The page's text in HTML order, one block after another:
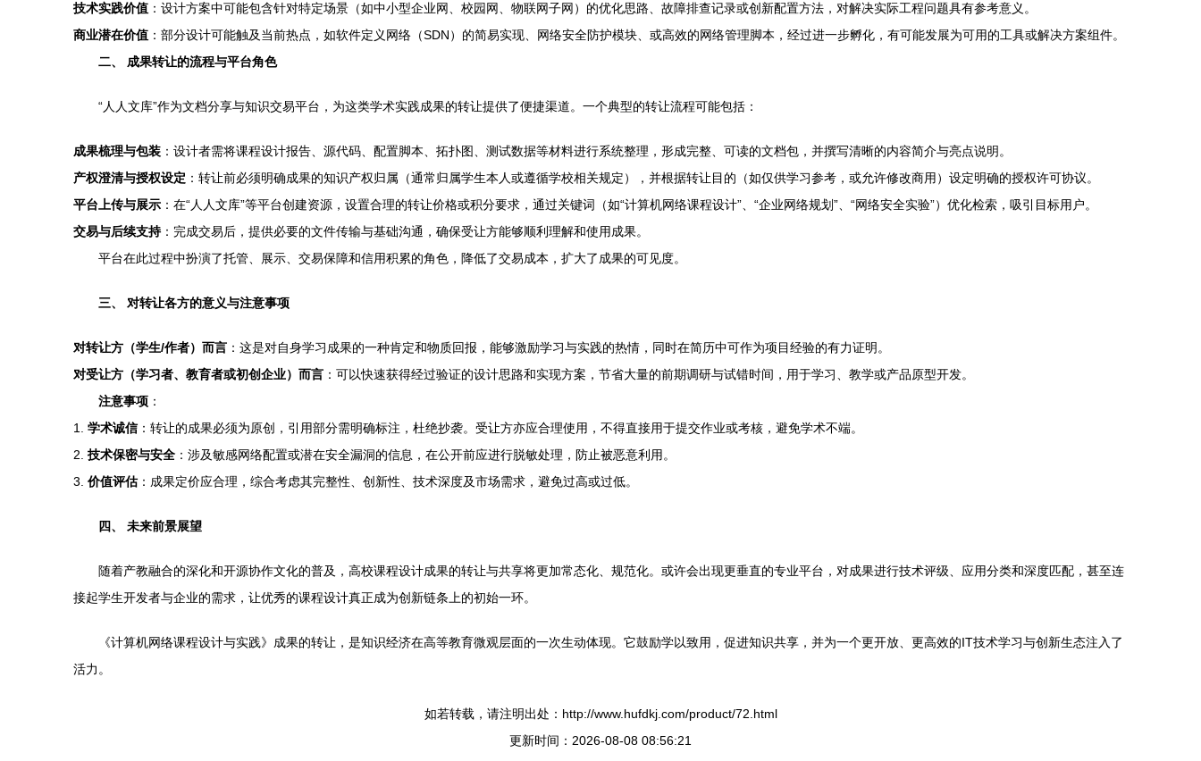
技术实践价值 ：设计方案中可能包含针对特定场景（如中小型企业网、校园网、物联网子网）的优化思路、故障排查记录或创新配置方法，对解决实际工程问题具有参考意义。
商业潜在价值 ：部分设计可能触及当前热点，如软件定义网络（SDN）的简易实现、网络安全防护模块、或高效的网络管理脚本，经过进一步孵化，有可能发展为可用的工具或解决方案组件。
二、 成果转让的流程与平台角色
“人人文库”作为文档分享与知识交易平台，为这类学术实践成果的转让提供了便捷渠道。一个典型的转让流程可能包括：
成果梳理与包装 ：设计者需将课程设计报告、源代码、配置脚本、拓扑图、测试数据等材料进行系统整理，形成完整、可读的文档包，并撰写清晰的内容简介与亮点说明。
产权澄清与授权设定 ：转让前必须明确成果的知识产权归属（通常归属学生本人或遵循学校相关规定），并根据转让目的（如仅供学习参考，或允许修改商用）设定明确的授权许可协议。
平台上传与展示 ：在“人人文库”等平台创建资源，设置合理的转让价格或积分要求，通过关键词（如“计算机网络课程设计”、“企业网络规划”、“网络安全实验”）优化检索，吸引目标用户。
交易与后续支持：完成交易后，提供必要的文件传输与基础沟通，确保受让方能够顺利理解和使用成果。
平台在此过程中扮演了托管、展示、交易保障和信用积累的角色，降低了交易成本，扩大了成果的可见度。
三、 对转让各方的意义与注意事项
对转让方（学生/作者）而言 ：这是对自身学习成果的一种肯定和物质回报，能够激励学习与实践的热情，同时在简历中可作为项目经验的有力证明。
对受让方（学习者、教育者或初创企业）而言 ：可以快速获得经过验证的设计思路和实现方案，节省大量的前期调研与试错时间，用于学习、教学或产品原型开发。
注意事项 ：
1. 学术诚信：转让的成果必须为原创，引用部分需明确标注，杜绝抄袭。受让方亦应合理使用，不得直接用于提交作业或考核，避免学术不端。
2. 技术保密与安全 ：涉及敏感网络配置或潜在安全漏洞的信息，在公开前应进行脱敏处理，防止被恶意利用。
3. 价值评估：成果定价应合理，综合考虑其完整性、创新性、技术深度及市场需求，避免过高或过低。
四、 未来前景展望
随着产教融合的深化和开源协作文化的普及，高校课程设计成果的转让与共享将更加常态化、规范化。或许会出现更垂直的专业平台，对成果进行技术评级、应用分类和深度匹配，甚至连
接起学生开发者与企业的需求，让优秀的课程设计真正成为创新链条上的初始一环。
《计算机网络课程设计与实践》成果的转让，是知识经济在高等教育微观层面的一次生动体现。它鼓励学以致用，促进知识共享，并为一个更开放、更高效的IT技术学习与创新生态注入了
活力。
如若转载，请注明出处：http://www.hufdkj.com/product/72.html
更新时间：2026-08-08 08:56:21